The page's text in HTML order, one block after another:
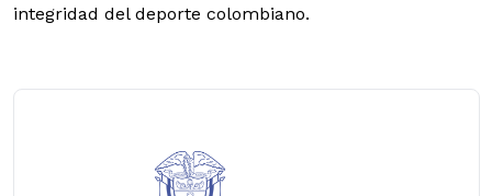
integridad del deporte colombiano.